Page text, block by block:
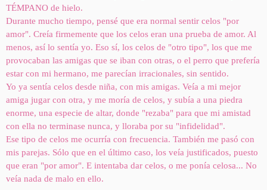
TÉMPANO de hielo.
Durante mucho tiempo, pensé que era normal sentir celos "por
amor". Creía firmemente que los celos eran una prueba de amor. Al
menos, así lo sentía yo. Eso sí, los celos de "otro tipo", los que me
provocaban las amigas que se iban con otras, o el perro que prefería
estar con mi hermano, me parecían irracionales, sin sentido.
Yo ya sentía celos desde niña, con mis amigas. Veía a mi mejor
amiga jugar con otra, y me moría de celos, y subía a una piedra
enorme, una especie de altar, donde "rezaba" para que mi amistad
con ella no terminase nunca, y lloraba por su "infidelidad".
Ese tipo de celos me ocurría con frecuencia. También me pasó con
mis parejas. Sólo que en el último caso, los veía justificados, puesto
que eran "por amor". E intentaba dar celos, o me ponía celosa... No
veía nada de malo en ello.